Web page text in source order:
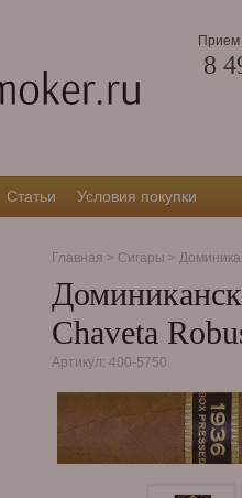
Прием
8
Статьи Условия покупки
Главная > Сигары >
Chaveta
Артикул: 400-5750